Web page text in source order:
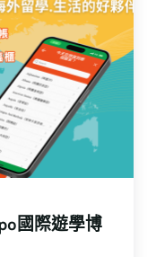
國際遊學博